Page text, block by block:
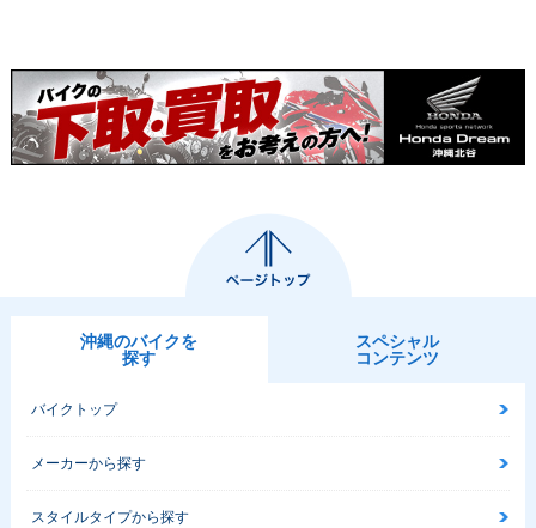
沖縄のバイクを
探す
スペシャル
コンテンツ
バイクトップ
メーカーから探す
スタイルタイプから探す